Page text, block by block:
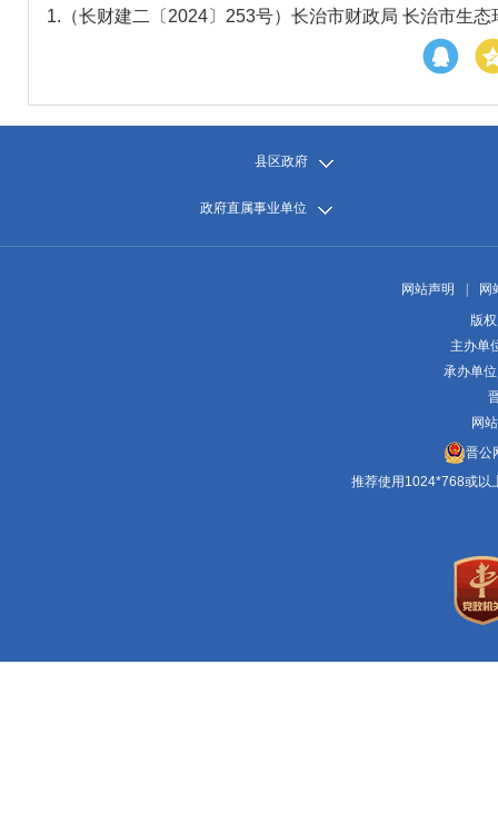
1. （长财建二〔2024〕253号）长治市财政局 长治市生
县区政府
政府直属事业单位
网站声明
网
版
主办单
承办单
网
晋公
推荐使用1024*768或以